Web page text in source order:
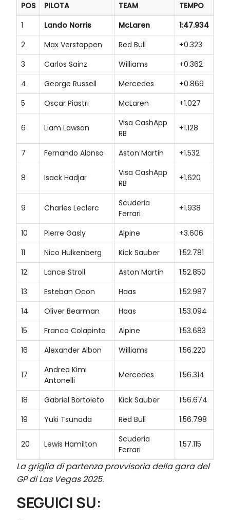
POS PILOTA TEAM
TEMPO
1
Lando Norris McLaren
1:47.934
2
Max Verstappen Red Bull
+0.323
3
Carlos Sainz Williams
+0.362
4
George Russell Mercedes
+0.869
5
Oscar Piastri McLaren +1.027
6 Liam Lawson
Visa CashApp
RB
+1.128
7 Fernando Alonso Aston Martin +1.532
8 Isack Hadjar
Visa CashApp
RB
+1.620
9 Charles Leclerc
Scuderia
Ferrari
+1.938
10 Pierre Gasly Alpine
+3.606
11
Nico Hulkenberg Kick Sauber
1:52.781
12
Lance Stroll Aston Martin
1:52.850
13
Esteban Ocon Haas
1:52.987
14
Oliver Bearman Haas
1:53.094
15
Franco Colapinto Alpine
1:53.683
16
Alexander Albon Williams 1:56.220
17
Andrea Kimi
Antonelli
Mercedes 1:56.314
18 Gabriel Bortoleto Kick Sauber
1:56.674
19
Yuki Tsunoda Red Bull 1:56.798
20 Lewis Hamilton
Scuderia
Ferrari
1:57.115
La griglia di partenza provvisoria della gara del
GP di Las Vegas 2025.
SEGUICI SU: